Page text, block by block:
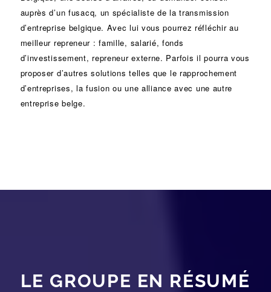
auprès d’un fusacq, un spécialiste de latransmission
d’entreprise belgique. Avec lui vous pourrez réfléchir au
meilleur repreneur :famille, salarié, fonds
d’investissement, repreneur externe. Parfois il pourra vous
proposer d’autres solutions telles que le rapprochement
d’entreprises, lafusion ou unealliance avec une autre
entreprise belge.
LE GROUPE EN RÉSUMÉ